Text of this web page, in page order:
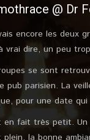
@ Dr
encore les deux
vrai dire, un peu
se sont
pub parisien. La
pour une date
en fait très petit. Un
plein, la bonne